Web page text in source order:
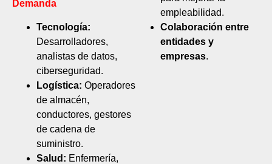
Demanda
Tecnología:
Desarrolladores,
analistas de datos,
ciberseguridad.
Logística: Operadores
de almacén,
conductores, gestores
de cadena de
suministro.
Salud: Enfermería,
empleabilidad.
Colaboración entre
entidades y
empresas.